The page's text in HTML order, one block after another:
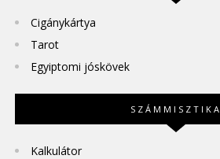
Cigánykártya
Tarot
Egyiptomi jóskövek
SZÁMMISZTIKA
Kalkulátor